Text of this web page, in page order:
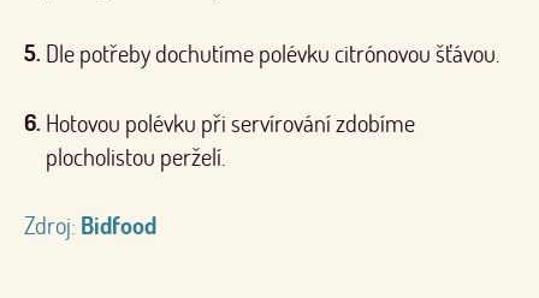
Dle potřeby dochutíme polévku citrónovou šťávou.
Hotovou polévku při servírování zdobíme
plocholistou perželí.
Zdroj: Bidfood